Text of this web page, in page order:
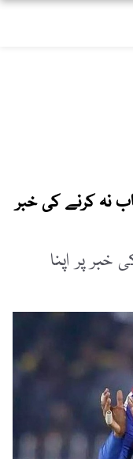
نہ کرنے کی خبر
پر اپنا